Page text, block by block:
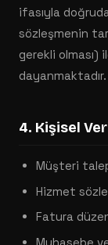
ifasıyla
sözleşmenin
gerekli olması)
dayanmaktadır.
4. Kişisel
Müşteri
Hizmet
Fatura